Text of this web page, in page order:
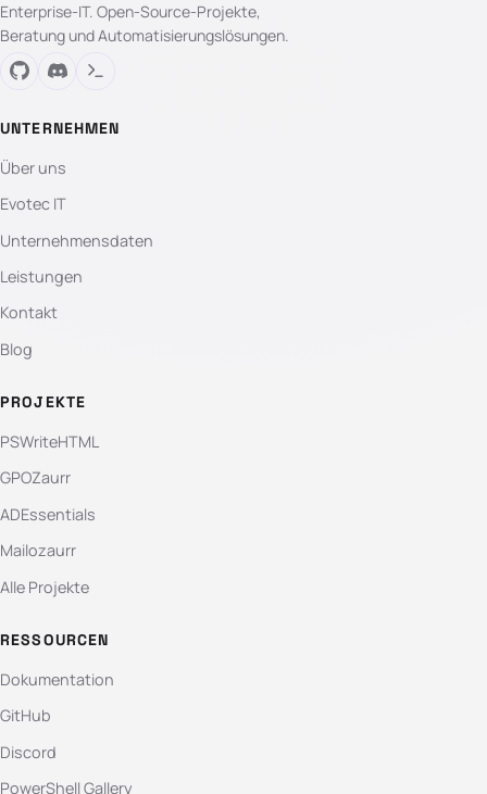
Enterprise-IT. Open-Source-Projekte,
Beratung und Automatisierungslösungen.
UNTERNEHMEN
Über uns
Evotec IT
Unternehmensdaten
Leistungen
Kontakt
Blog
PROJEKTE
PSWriteHTML
GPOZaurr
ADEssentials
Mailozaurr
Alle Projekte
RESSOURCEN
Dokumentation
GitHub
Discord
PowerShell Gallery